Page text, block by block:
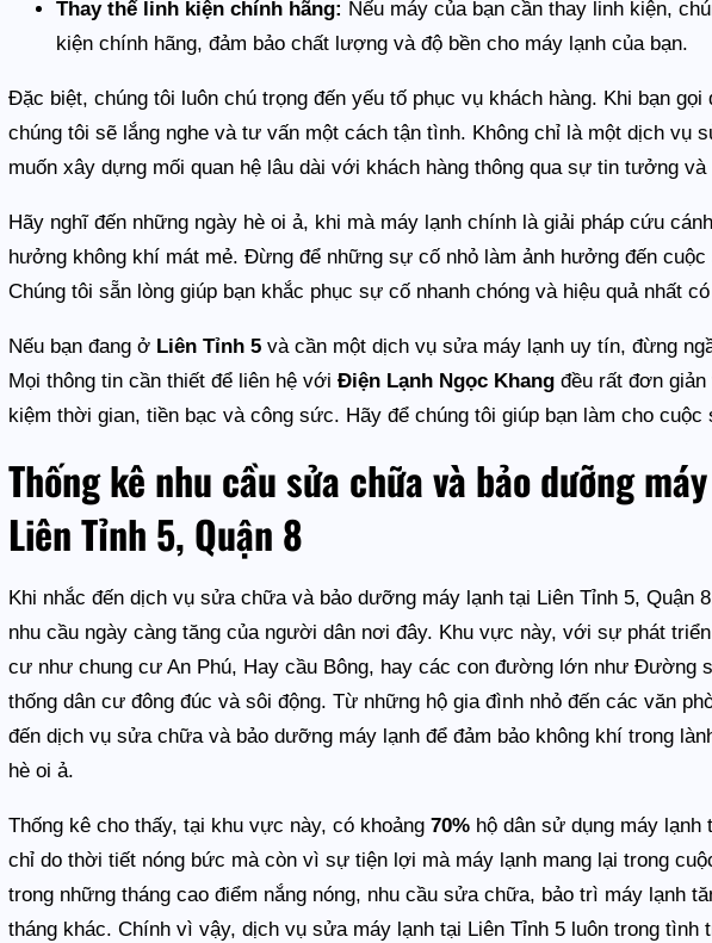
Thay thế linh kiện chính hãng: Nếu máy của bạn cần thay linh kiện,
kiện chính hãng, đảm bảo chất lượng và độ bền cho máy lạnh của bạn.
Đặc biệt, chúng tôi luôn chú trọng đến yếu tố phục vụ khách hàng. Khi bạn
chúng tôi sẽ lắng nghe và tư vấn một cách tận tình. Không chỉ là một dịch vụ
muốn xây dựng mối quan hệ lâu dài với khách hàng thông qua sự tin tưởng và
Hãy nghĩ đến những ngày hè oi ả, khi mà máy lạnh chính là giải pháp cứu
hưởng không khí mát mẻ. Đừng để những sự cố nhỏ làm ảnh hưởng đến cuộc
Chúng tôi sẵn lòng giúp bạn khắc phục sự cố nhanh chóng và hiệu quả nhất
Nếu bạn đang ở Liên Tỉnh 5 và cần một dịch vụ sửa máy lạnh uy tín, đừng
Mọi thông tin cần thiết để liên hệ vớiĐiện Lạnh Ngọc Khang đều rất đơn
kiệm thời gian, tiền bạc và công sức. Hãy để chúng tôi giúp bạn làm cho cuộc
Thống kê nhu cầu sửa chữa và bảo dưỡng
Liên Tỉnh 5, Quận 8
Khi nhắc đến dịch vụ sửa chữa và bảo dưỡng máy lạnh tại Liên Tỉnh 5, Quận
nhu cầu ngày càng tăng của người dân nơi đây. Khu vực này, với sự phát
cư như chung cư An Phú, Hay cầu Bông, hay các con đường lớn như Đường
thống dân cư đông đúc và sôi động. Từ những hộ gia đình nhỏ đến các văn
đến dịch vụ sửa chữa và bảo dưỡng máy lạnh để đảm bảo không khí trong
hè oi ả.
Thống kê cho thấy, tại khu vực này, có khoảng70% hộ dân sử dụng máy
chỉ do thời tiết nóng bức mà còn vì sự tiện lợi mà máy lạnh mang lại trong
trong những tháng cao điểm nắng nóng, nhu cầu sửa chữa, bảo trì máy lạnh
tháng khác. Chính vì vậy, dịch vụ sửa máy lạnh tại Liên Tỉnh 5 luôn trong tình